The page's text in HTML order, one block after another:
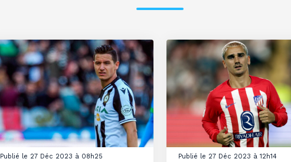
Publié le 27 Déc 2023 à 08h25 Publié le 27 Déc 2023 à 12h14